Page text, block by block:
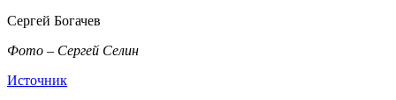
Сергей Богачев
Фото – Сергей Селин
Источник